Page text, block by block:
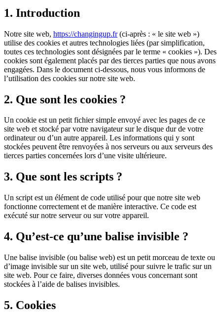
1. Introduction
Notre site web, https://changingup.fr(ci-après : « le site web »)
utilise des cookies et autres technologies liées (par simplification,
toutes ces technologies sont désignées par le terme « cookies »). Des
cookies sont également placés par des tierces parties que nous avons
engagées. Dans le document ci-dessous, nous vous informons de
l’utilisation des cookies sur notre site web.
2. Que sont les cookies ?
Un cookie est un petit fichier simple envoyé avec les pages de ce
site web et stocké par votre navigateur sur le disque dur de votre
ordinateur ou d’un autre appareil. Les informations qui y sont
stockées peuvent être renvoyées à nos serveurs ou aux serveurs des
tierces parties concernées lors d’une visite ultérieure.
3. Que sont les scripts ?
Un script est un élément de code utilisé pour que notre site web
fonctionne correctement et de manière interactive. Ce code est
exécuté sur notre serveur ou sur votre appareil.
4. Qu’est-ce qu’une balise invisible ?
Une balise invisible (ou balise web) est un petit morceau de texte ou
d’image invisible sur un site web, utilisé pour suivre le trafic sur un
site web. Pour ce faire, diverses données vous concernant sont
stockées à l’aide de balises invisibles.
5. Cookies